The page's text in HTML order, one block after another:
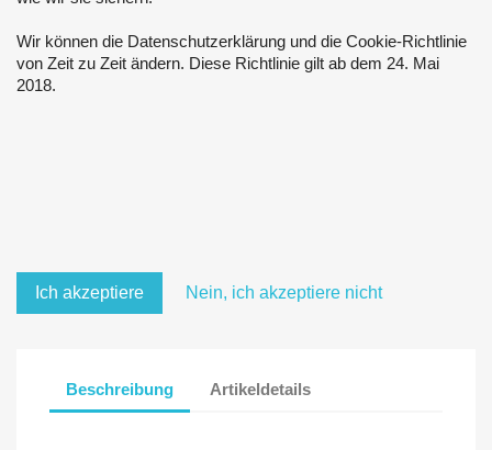
Wir können die Datenschutzerklärung und die Cookie-Richtlinie
von Zeit zu Zeit ändern. Diese Richtlinie gilt ab dem 24. Mai
2018.
Ich akzeptiere Nein, ich akzeptiere nicht
Beschreibung Artikeldetails